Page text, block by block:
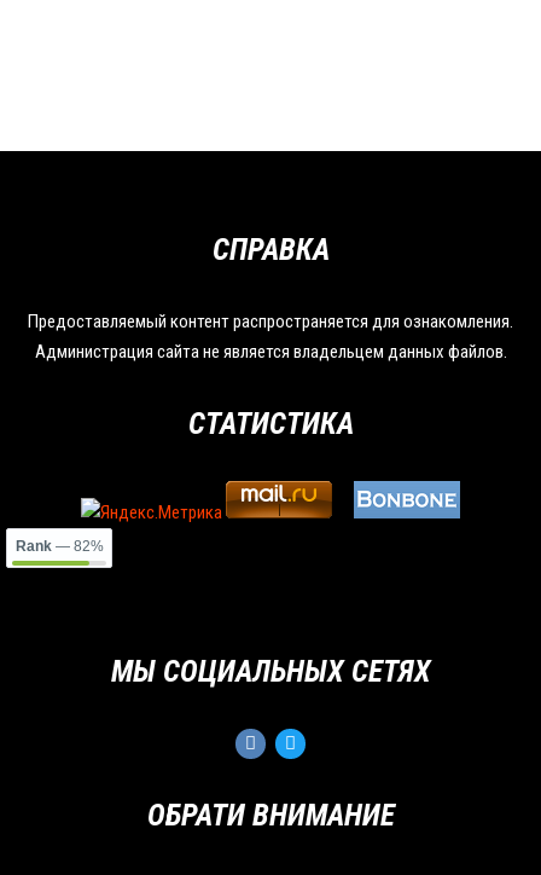
ОБРАТИ ВНИМАНИЕ
СПРАВКА
Предоставляемый контент распространяется для ознакомления.
Администрация сайта не является владельцем данных файлов.
СТАТИСТИКА
Rank— 82%
МЫ СОЦИАЛЬНЫХ СЕТЯХ